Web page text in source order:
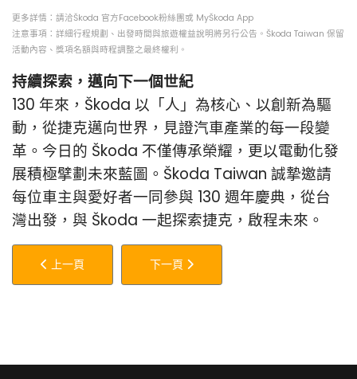
更多詳情：請洽Škoda 官方Facebook粉絲團或 MyŠkoda App
注意事項：詳細行程規劃、出發時間與旅遊權益說明將另行公告。Škoda Taiwan 保留
活動內容、獎項名額與時程調整之最終權利。
持續探索，邁向下一個世紀
130 年來，Škoda 以「人」為核心、以創新為驅
動，從捷克邁向世界，見證汽車產業的每一段變
革。今日的 Škoda 不僅傳承榮耀，更以電動化發
展積極擘劃未來藍圖。Škoda Taiwan 誠摯邀請
每位車主與愛好者一同參與 130 週年慶典，從台
灣出發，與 Škoda 一起探索捷克，啟程未來。
上一篇文章: 歡慶HONDA誕生77週年，指定車款優惠總價值最
上一頁 下一篇文章: IGNIS響應貨物稅減免，進
下一頁